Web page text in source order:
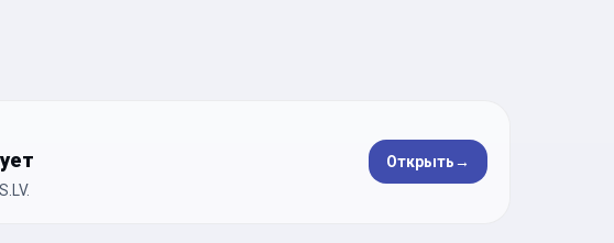
Открыть→